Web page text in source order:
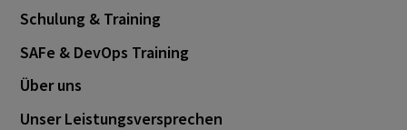
Schulung & Training
SAFe & DevOps Training
Über uns
Unser Leistungsversprechen